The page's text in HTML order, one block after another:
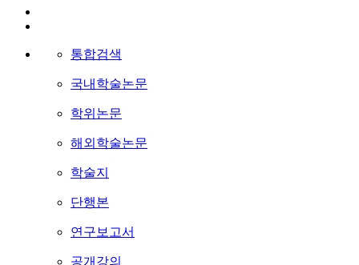
통합검색
국내학술논문
학위논문
해외학술논문
학술지
단행본
연구보고서
공개강의